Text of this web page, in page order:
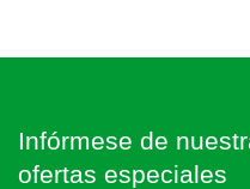
Infórmese de
ofertas especiales